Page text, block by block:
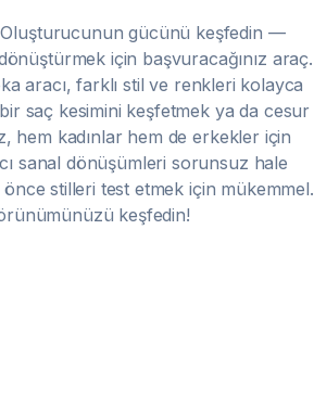
gücünü keşfedin —
için başvuracağınız araç.
aracı, farklı stil ve renkleri kolayca
saç kesimini keşfetmek ya da cesur
hem kadınlar hem de erkekler için
sanal dönüşümleri sorunsuz hale
stilleri test etmek için mükemmel.
keşfedin!